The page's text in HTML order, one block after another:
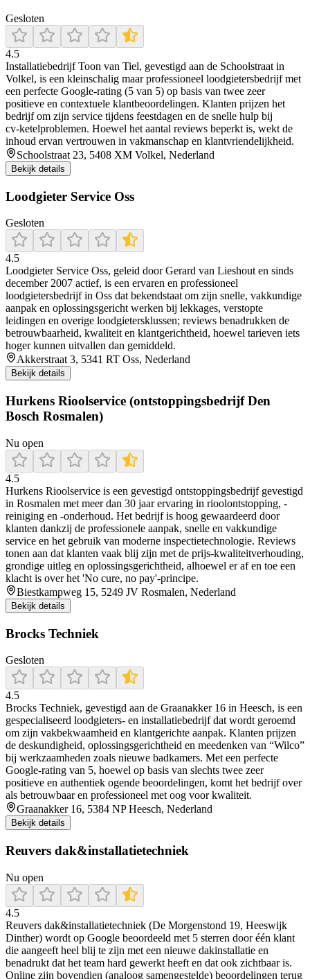
Gesloten
4.5
Installatiebedrijf Toon van Tiel, gevestigd aan de Schoolstraat in
Volkel, is een kleinschalig maar professioneel loodgietersbedrijf met
een perfecte Google‑rating (5 van 5) op basis van twee zeer
positieve en contextuele klantbeoordelingen. Klanten prijzen het
bedrijf om zijn service tijdens feestdagen en de snelle hulp bij
cv‑ketelproblemen. Hoewel het aantal reviews beperkt is, wekt de
inhoud ervan vertrouwen in vakmanschap en klantvriendelijkheid.
Schoolstraat 23, 5408 XM Volkel, Nederland
Bekijk details
Loodgieter Service Oss
Gesloten
4.5
Loodgieter Service Oss, geleid door Gerard van Lieshout en sinds
december 2007 actief, is een ervaren en professioneel
loodgietersbedrijf in Oss dat bekendstaat om zijn snelle, vakkundige
aanpak en oplossingsgericht werken bij lekkages, verstopte
leidingen en overige loodgietersklussen; reviews benadrukken de
betrouwbaarheid, kwaliteit en klantgerichtheid, hoewel tarieven iets
hoger kunnen uitvallen dan gemiddeld.
Akkerstraat 3, 5341 RT Oss, Nederland
Bekijk details
Hurkens Rioolservice (ontstoppingsbedrijf Den
Bosch Rosmalen)
Nu open
4.5
Hurkens Rioolservice is een gevestigd ontstoppingsbedrijf gevestigd
in Rosmalen met meer dan 30 jaar ervaring in rioolontstopping, -
reiniging en -onderhoud. Het bedrijf is hoog gewaardeerd door
klanten dankzij de professionele aanpak, snelle en vakkundige
service en het gebruik van moderne inspectietechnologie. Reviews
tonen aan dat klanten vaak blij zijn met de prijs-kwaliteitverhouding,
grondige uitleg en oplossingsgerichtheid, alhoewel er af en toe een
klacht is over het 'No cure, no pay'-principe.
Biestkampweg 15, 5249 JV Rosmalen, Nederland
Bekijk details
Brocks Techniek
Gesloten
4.5
Brocks Techniek, gevestigd aan de Graanakker 16 in Heesch, is een
gespecialiseerd loodgieters- en installatiebedrijf dat wordt geroemd
om zijn vakbekwaamheid en klantgerichte aanpak. Klanten prijzen
de deskundigheid, oplossingsgerichtheid en meedenken van “Wilco”
bij werkzaamheden zoals nieuwe badkamers. Met een perfecte
Google-rating van 5, hoewel op basis van slechts twee zeer
positieve en authentiek ogende beoordelingen, komt het bedrijf over
als betrouwbaar en professioneel met oog voor kwaliteit.
Graanakker 16, 5384 NP Heesch, Nederland
Bekijk details
Reuvers dak&installatietechniek
Nu open
4.5
Reuvers dak&installatietechniek (De Morgenstond 19, Heeswijk
Dinther) wordt op Google beoordeeld met 5 sterren door één klant
die aangeeft heel blij te zijn met een nieuwe dakinstallatie en
benadrukt dat het team hard gewerkt heeft en dat ook zichtbaar is.
Online zijn bovendien (analoog samengestelde) beoordelingen terug